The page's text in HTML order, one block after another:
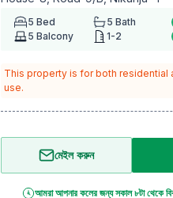
5 Bed 5 Bath
5 Balcony 1-2
This property is for both residential
use.
মেইল করুন
আমরা আপনার কলের জন্য সকাল ৮টা থেকে